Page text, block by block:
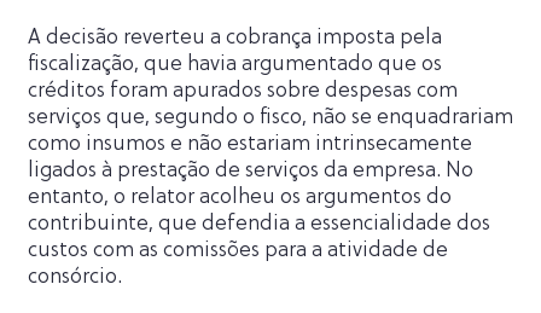
A decisão reverteu a cobrança imposta pela
fiscalização, que havia argumentado que os
créditos foram apurados sobre despesas com
serviços que, segundo o fisco, não se enquadrariam
como insumos e não estariam intrinsecamente
ligados à prestação de serviços da empresa. No
entanto, o relator acolheu os argumentos do
contribuinte, que defendia a essencialidade dos
custos com as comissões para a atividade de
consórcio.